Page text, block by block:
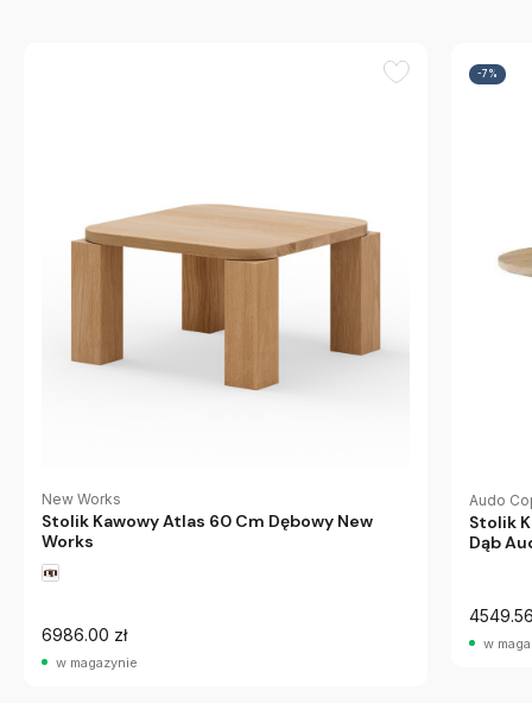
New Works
Stolik Kawowy Atlas 60 Cm Dębowy New
Works
6986.00 zł
w magazynie
-7%
Audo
Stolik
Dąb
w